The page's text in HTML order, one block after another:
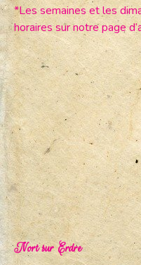
*Les semaines et les
horaires sur notre page
Nort sur Erdre